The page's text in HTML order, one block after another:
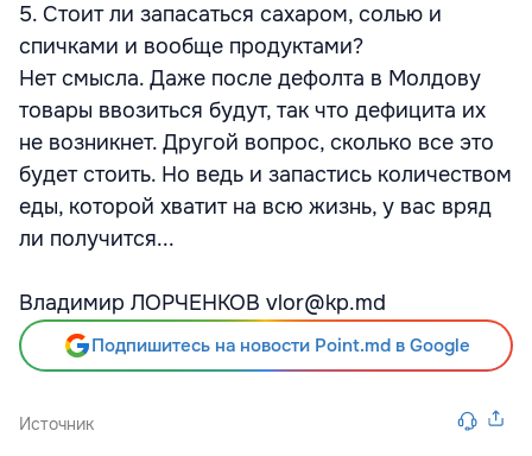
5. Стоит ли запасаться сахаром, солью и
спичками и вообще продуктами?
Нет смысла. Даже после дефолта в Молдову
товары ввозиться будут, так что дефицита их
не возникнет. Другой вопрос, сколько все это
будет стоить. Но ведь и запастись количеством
еды, которой хватит на всю жизнь, у вас вряд
ли получится...
Владимир ЛОРЧЕНКОВ vlor@kp.md
Подпишитесь на новости Point.md в Google
Источник